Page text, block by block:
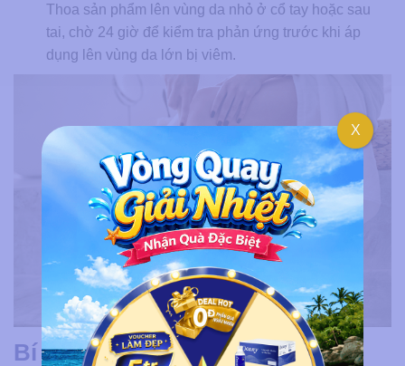
Thoa sản phẩm lên vùng da nhỏ ở cổ tay hoặc sau
tai, chờ 24 giờ để kiểm tra phản ứng trước khi áp
dụng lên vùng da lớn bị viêm.
Bí quyết ngăn ngừa viêm nang
X